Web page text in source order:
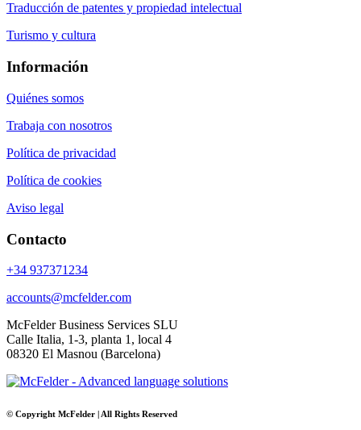
Traducción de patentes y propiedad intelectual
Turismo y cultura
Información
Quiénes somos
Trabaja con nosotros
Política de privacidad
Política de cookies
Aviso legal
Contacto
+34 937371234
accounts@mcfelder.com
McFelder Business Services SLU
Calle Italia, 1-3, planta 1, local 4
08320 El Masnou (Barcelona)
© Copyright McFelder | All Rights Reserved